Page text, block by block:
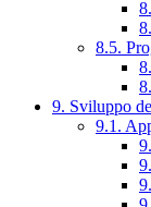
8.5.
9. Sviluppo
9.1.